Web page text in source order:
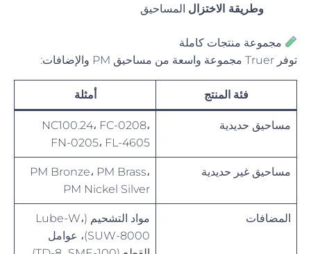
وطريقة الاختزالالمساحيق
مجموعة منتجات كاملة
توفر Truer مجموعة واسعة من مساحيق PM والإضافات:
فئة المنتج أمثلة
مساحيق حديدية
NC100.24، FC-0208،
FN-0205، FL-4605
مساحيق غير حديدية
PM Bronze، PM Brass،
PM Nickel Silver
المضافات
مواد التشحيم (Lube-W،
SUW-8000)، عوامل